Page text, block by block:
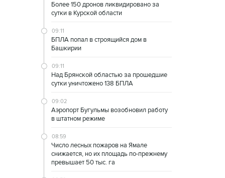
Более 150 дронов ликвидировано за
сутки в Курской области
09:11
БПЛА попал в строящийся дом в
Башкирии
09:11
Над Брянской областью за прошедшие
сутки уничтожено 138 БПЛА
09:02
Аэропорт Бугульмы возобновил работу
в штатном режиме
08:59
Число лесных пожаров на Ямале
снижается, но их площадь по-прежнему
превышает 50 тыс. га